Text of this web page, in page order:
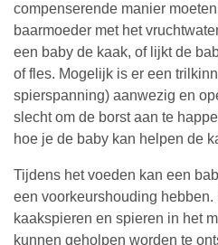
compenserende manier
baarmoeder met het
een baby de kaak, of lijkt de
of fles. Mogelijk is er een
spierspanning) aanwezig en
slecht om de borst aan te
hoe je de baby kan helpen de
Tijdens het voeden kan een
een voorkeurshouding
kaakspieren en spieren in het
kunnen geholpen worden te